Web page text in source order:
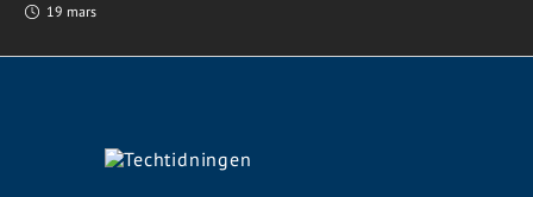
19 mars